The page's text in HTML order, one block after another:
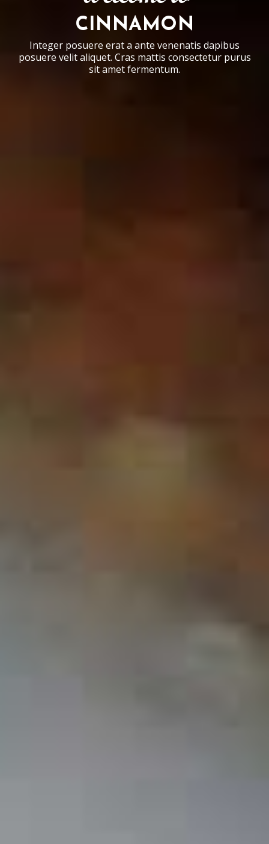
CINNAMON
Integer posuere erat a ante venenatis dapibus
posuere velit aliquet. Cras mattis consectetur purus
sit amet fermentum.